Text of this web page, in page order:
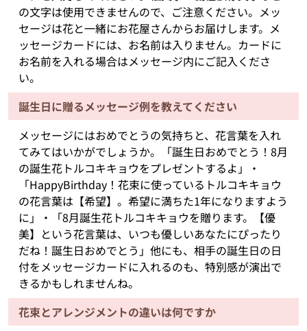
の文字は使用できませんので、ご注意ください。メッ
セージは花と一緒にお花屋さんからお届けします。メ
ッセージカードには、お名前は入りません。カードに
お名前を入れる場合はメッセージ内にご記入くださ
い。
誕生日に贈るメッセージ例を教えてください
メッセージにはおめでとうの気持ちと、花言葉を入れ
てみてはいかがでしょうか。「誕生日おめでとう！8月
の誕生花トルコキキョウをプレゼントするよ」・
「HappyBirthday！花束に使っているトルコキキョウ
の花言葉は【希望】。希望に満ちた1年になりますよう
に」・「8月誕生花トルコキキョウを贈ります。【優
美】という花言葉は、いつも優しいあなたにぴったり
だね！誕生日おめでとう」他にも、相手の誕生日の日
付をメッセージカードに入れるのも、特別感が演出で
きるかもしれませんね。
花束とアレンジメントの違いは何ですか